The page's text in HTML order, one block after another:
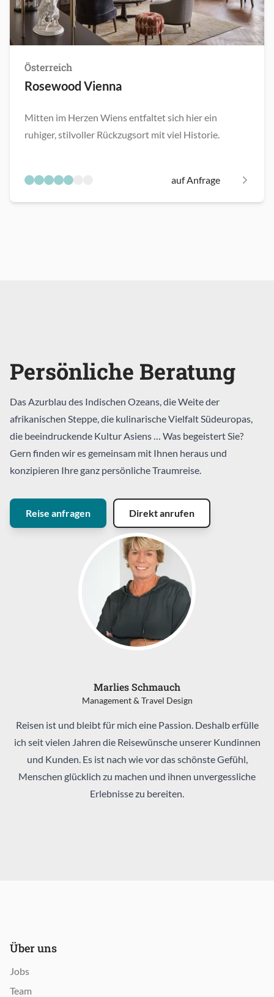
Österreich
Rosewood Vienna
Mitten im Herzen Wiens entfaltet sich hier ein
ruhiger, stilvoller Rückzugsort mit viel Historie.
auf Anfrage
Persönliche Beratung
Das Azurblau des Indischen Ozeans, die Weite der
afrikanischen Steppe, die kulinarische Vielfalt Südeuropas,
die beeindruckende Kultur Asiens … Was begeistert Sie?
Gern finden wir es gemeinsam mit Ihnen heraus und
konzipieren Ihre ganz persönliche Traumreise.
Reise anfragen Direkt anrufen
Marlies Schmauch
Management & Travel Design
Reisen ist und bleibt für mich eine Passion. Deshalb erfülle
ich seit vielen Jahren die Reisewünsche unserer Kundinnen
und Kunden. Es ist nach wie vor das schönste Gefühl,
Menschen glücklich zu machen und ihnen unvergessliche
Erlebnisse zu bereiten.
Über uns
Jobs
Team